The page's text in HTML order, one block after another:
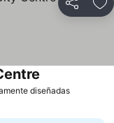
Compartir
diseñadas